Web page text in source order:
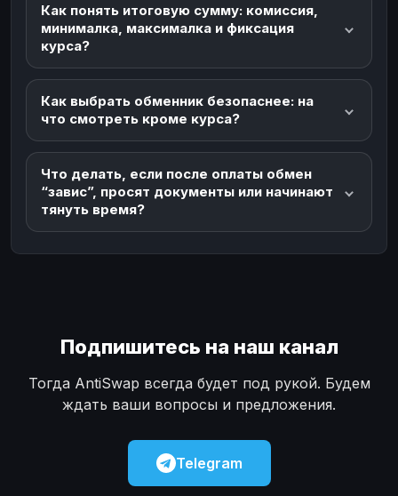
Как понять итоговую сумму: комиссия,
минималка, максималка и фиксация
курса?
Как выбрать обменник безопаснее: на
что смотреть кроме курса?
Что делать, если после оплаты обмен
“завис”, просят документы или начинают
тянуть время?
Подпишитесь на наш канал
Тогда AntiSwap всегда будет под рукой. Будем
ждать ваши вопросы и предложения.
Telegram